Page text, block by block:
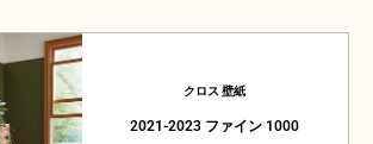
クロス 壁紙
2021-2023 ファイン 1000